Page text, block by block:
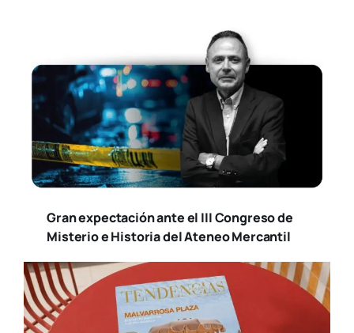
Gran expectación ante el III Congreso de
Misterio e Historia del Ateneo Mercantil